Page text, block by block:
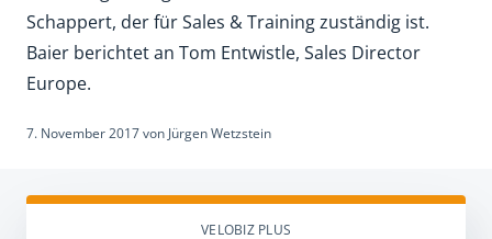
Schappert, der für Sales & Training zuständig ist.
Baier berichtet an Tom Entwistle, Sales Director
Europe.
7. November 2017von Jürgen Wetzstein
VELOBIZ PLUS